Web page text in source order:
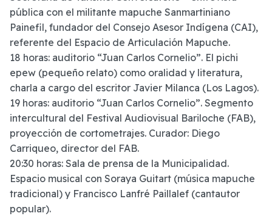
pública con el militante mapuche Sanmartiniano
Painefil, fundador del Consejo Asesor Indígena (CAI),
referente del Espacio de Articulación Mapuche.
18 horas: auditorio “Juan Carlos Cornelio”. El pichi
epew (pequeño relato) como oralidad y literatura,
charla a cargo del escritor Javier Milanca (Los Lagos).
19 horas: auditorio “Juan Carlos Cornelio”. Segmento
intercultural del Festival Audiovisual Bariloche (FAB),
proyección de cortometrajes. Curador: Diego
Carriqueo, director del FAB.
20:30 horas: Sala de prensa de la Municipalidad.
Espacio musical con Soraya Guitart (música mapuche
tradicional) y Francisco Lanfré Paillalef (cantautor
popular).